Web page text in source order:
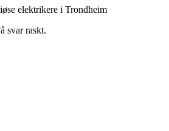
elektrikere i Trondheim
svar raskt.